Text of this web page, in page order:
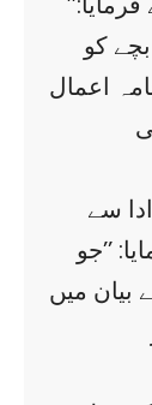
کو
اعمال
سے
’’جو
بیان میں